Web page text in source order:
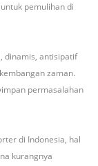
pemulihan di
dinamis, antisipatif
zaman.
permasalahan
di Indonesia, hal
kurangnya